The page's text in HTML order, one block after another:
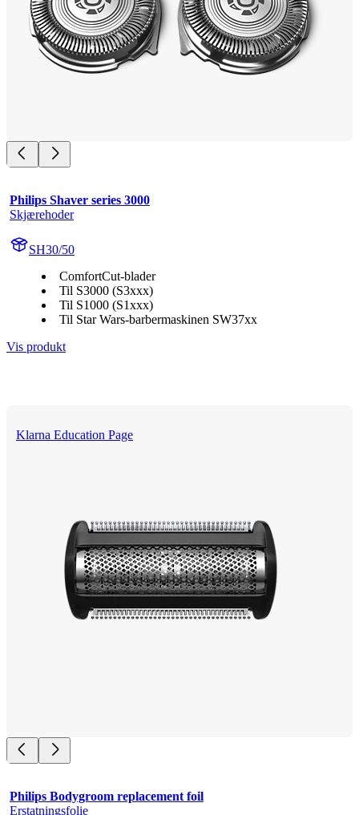
Philips Shaver series 3000
Skjærehoder
SH30/50
ComfortCut-blader
Til S3000 (S3xxx)
Til S1000 (S1xxx)
Til Star Wars-barbermaskinen SW37xx
Vis produkt
Klarna Education Page
Philips Bodygroom replacement foil
Erstatningsfolie